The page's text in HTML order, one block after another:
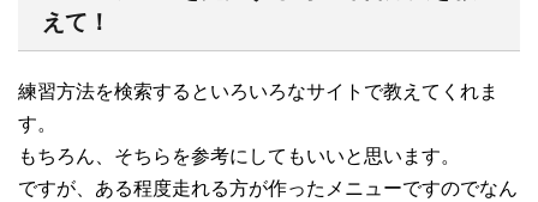
えて！
練習方法を検索するといろいろなサイトで教えてくれま
す。
もちろん、そちらを参考にしてもいいと思います。
ですが、ある程度走れる方が作ったメニューですのでなん